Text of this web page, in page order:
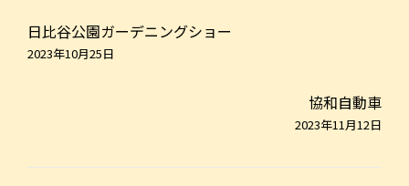
日比谷公園ガーデニングショー
2023年10月25日
協和自動車
2023年11月12日